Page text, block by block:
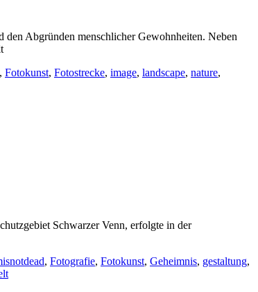
Abgründen menschlicher Gewohnheiten. Neben
, Fotokunst, Fotostrecke, image, landscape, nature,
Schwarzer Venn, erfolgte in der
, Fotografie, Fotokunst, Geheimnis, gestaltung,